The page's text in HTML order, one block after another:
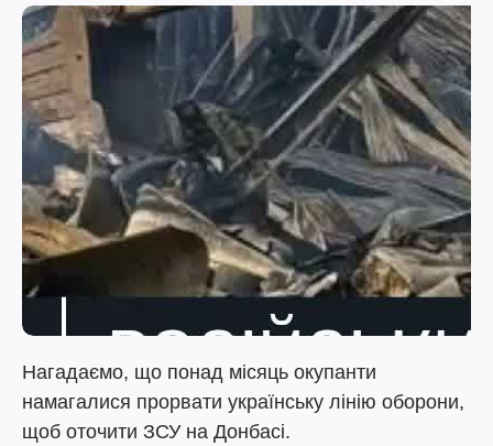
Нагадаємо, що понад місяць окупанти
намагалися прорвати українську лінію оборони,
щоб оточити ЗСУ на Донбасі.